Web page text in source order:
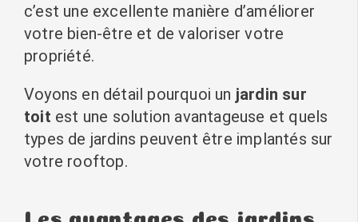
c’est une excellente manière d’améliorer
votre bien-être et de valoriser votre
propriété.
Voyons en détail pourquoi un jardin sur
toit est une solution avantageuse et quels
types de jardins peuvent être implantés sur
votre rooftop.
Les avantages des jardins